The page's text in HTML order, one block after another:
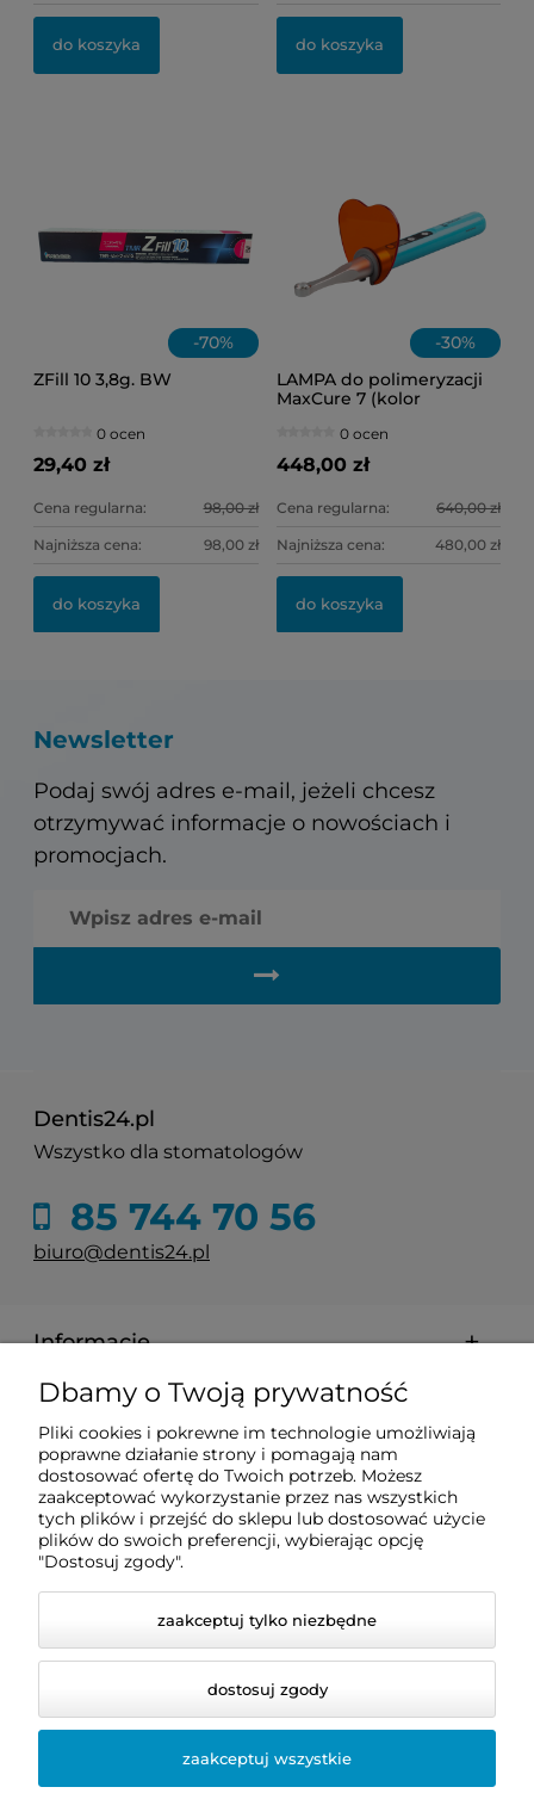
do koszyka do koszyka
-70%
ZFill 10 3,8g. BW
0 ocen
29,40 zł
Cena regularna: 98,00 zł
Najniższa cena: 98,00 zł
do koszyka
-30%
LAMPA do polimeryzacji
MaxCure 7 (kolor
0 ocen
448,00 zł
Cena regularna: 640,00 zł
Najniższa cena: 480,00 zł
do koszyka
Newsletter
Podaj swój adres e-mail, jeżeli chcesz
otrzymywać informacje o nowościach i
promocjach.
Dentis24.pl
Wszystko dla stomatologów
85 744 70 56
biuro@dentis24.pl
Informacje
Zakupy
Pomoc
Moje konto
Dbamy o Twoją prywatność
Pliki cookies i pokrewne im technologie umożliwiają
poprawne działanie strony i pomagają nam
dostosować ofertę do Twoich potrzeb. Możesz
zaakceptować wykorzystanie przez nas wszystkich
tych plików i przejść do sklepu lub dostosować użycie
plików do swoich preferencji, wybierając opcję
"Dostosuj zgody".
zaakceptuj tylko niezbędne
dostosuj zgody
zaakceptuj wszystkie